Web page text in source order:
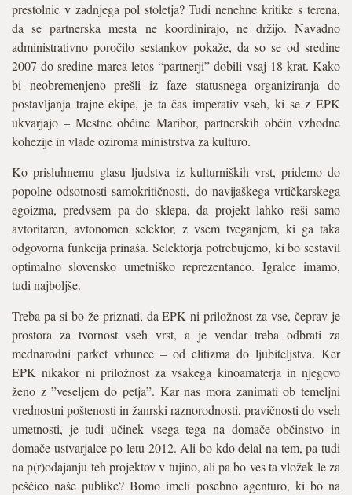
prestolnic v zadnjega pol stoletja? Tudi nenehne kritike s terena,
da se partnerska mesta ne koordinirajo, ne držijo. Navadno
administrativno poročilo sestankov pokaže, da so se od sredine
2007 do sredine marca letos “partnerji” dobili vsaj 18-krat. Kako
bi neobremenjeno prešli iz faze statusnega organiziranja do
postavljanja trajne ekipe, je ta čas imperativ vseh, ki se z EPK
ukvarjajo – Mestne občine Maribor, partnerskih občin vzhodne
kohezije in vlade oziroma ministrstva za kulturo.
Ko prisluhnemu glasu ljudstva iz kulturniških vrst, pridemo do
popolne odsotnosti samokritičnosti, do navijaškega vrtičkarskega
egoizma, predvsem pa do sklepa, da projekt lahko reši samo
avtoritaren, avtonomen selektor, z vsem tveganjem, ki ga taka
odgovorna funkcija prinaša. Selektorja potrebujemo, ki bo sestavil
optimalno slovensko umetniško reprezentanco. Igralce imamo,
tudi najboljše.
Treba pa si bo že priznati, da EPK ni priložnost za vse, čeprav je
prostora za tvornost vseh vrst, a je vendar treba odbrati za
mednarodni parket vrhunce – od elitizma do ljubiteljstva. Ker
EPK nikakor ni priložnost za vsakega kinoamaterja in njegovo
ženo z ”veseljem do petja”. Kar nas mora zanimati ob temeljni
vrednostni poštenosti in žanrski raznorodnosti, pravičnosti do vseh
umetnosti, je tudi učinek vsega tega na domače občinstvo in
domače ustvarjalce po letu 2012. Ali bo kdo delal na tem, pa tudi
na p(r)odajanju teh projektov v tujino, ali pa bo ves ta vložek le za
peščico naše publike? Bomo imeli posebno agenturo, ki bo na